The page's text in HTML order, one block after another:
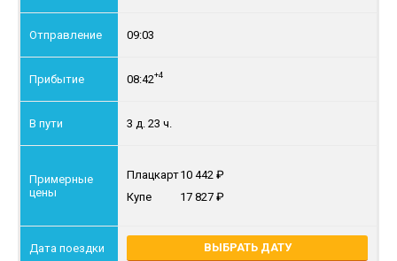
09:03
08:42+4
3 д. 23 ч.
Плацкарт10 442
Купе
17 827
ВЫБРАТЬ ДАТУ